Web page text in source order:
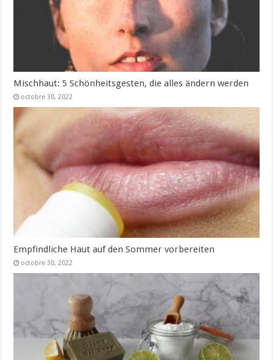
Mischhaut: 5 Schönheitsgesten, die alles ändern werden
octobre 30, 2022
Empfindliche Haut auf den Sommer vorbereiten
octobre 30, 2022